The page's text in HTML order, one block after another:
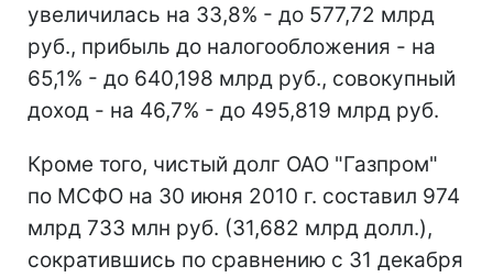
увеличилась на 33,8% - до 577,72 млрд
руб., прибыль до налогообложения - на
65,1% - до 640,198 млрд руб., совокупный
доход - на 46,7% - до 495,819 млрд руб.
Кроме того, чистый долг ОАО "Газпром"
по МСФО на 30 июня 2010 г. составил 974
млрд 733 млн руб. (31,682 млрд долл.),
сократившись по сравнению с 31 декабря